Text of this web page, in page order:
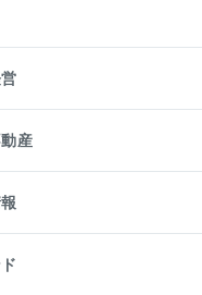
集
体中文
て
産
グ